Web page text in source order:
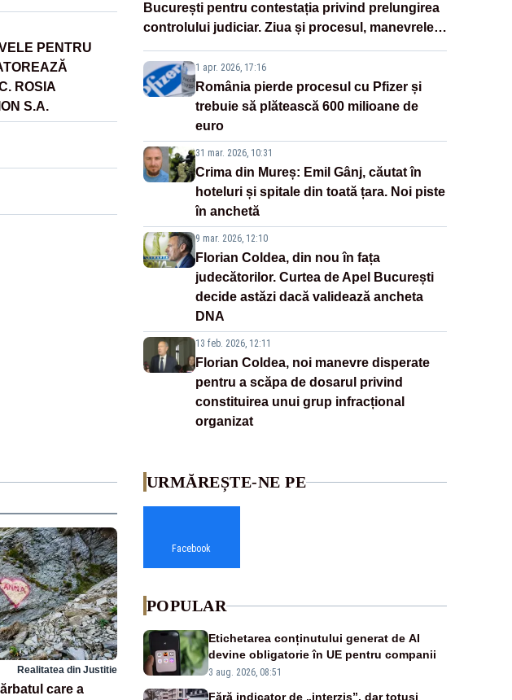
PENTRU
ROSIA
S.A.
București pentru contestația privind prelungirea
controlului judiciar. Ziua și procesul, manevrele
1 apr. 2026, 17:16
România pierde procesul cu Pfizer și
trebuie să plătească 600 milioane de
euro
31 mar. 2026, 10:31
Crima din Mureș: Emil Gânj, căutat în
hoteluri și spitale din toată țara. Noi piste
în anchetă
9 mar. 2026, 12:10
Florian Coldea, din nou în fața
judecătorilor. Curtea de Apel București
decide astăzi dacă validează ancheta
DNA
13 feb. 2026, 12:11
Florian Coldea, noi manevre disperate
pentru a scăpa de dosarul privind
constituirea unui grup infracțional
organizat
Realitatea din Justitie
care a
URMĂREȘTE-NE PE
Facebook
POPULAR
Etichetarea conținutului generat de AI
devine obligatorie în UE pentru companii
3 aug. 2026, 08:51
Fără indicator de „interzis”, dar totuși